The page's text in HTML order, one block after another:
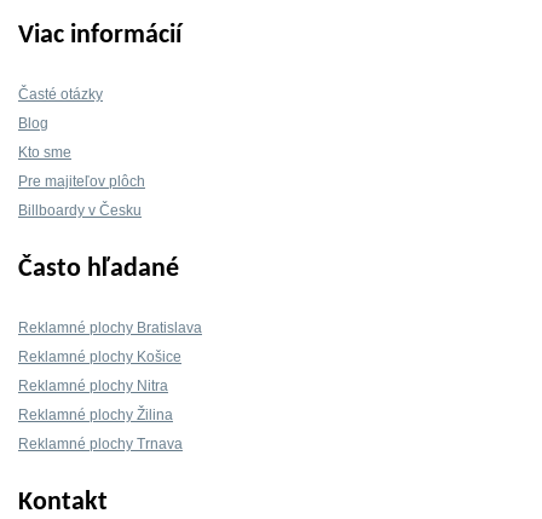
Viac informácií
Časté otázky
Blog
Kto sme
Pre majiteľov plôch
Billboardy v Česku
Často hľadané
Reklamné plochy Bratislava
Reklamné plochy Košice
Reklamné plochy Nitra
Reklamné plochy Žilina
Reklamné plochy Trnava
Kontakt